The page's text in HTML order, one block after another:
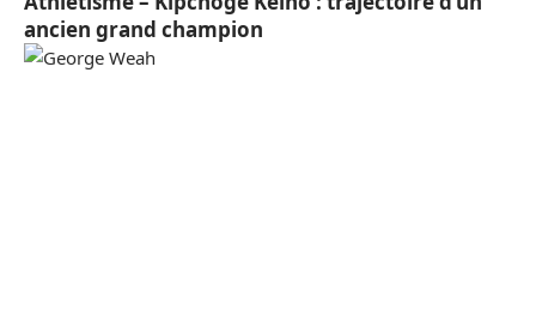
ancien grand champion